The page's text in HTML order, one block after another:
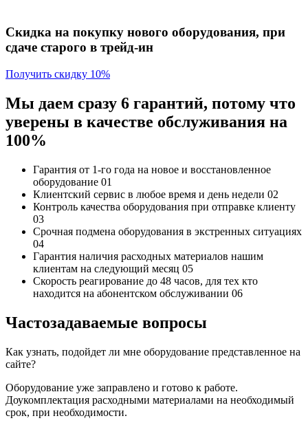
Скидка на покупку нового оборудования, при
сдаче старого в трейд-ин
Получить скидку 10%
Мы даем сразу 6 гарантий, потому что
уверены в качестве обслуживания на
100%
Гарантия от 1-го года на новое и восстановленное
оборудование 01
Клиентский сервис в любое время и день недели 02
Контроль качества оборудования при отправке клиенту
03
Срочная подмена оборудования в экстренных ситуациях
04
Гарантия наличия расходных материалов нашим
клиентам на следующий месяц 05
Скорость реагирование до 48 часов, для тех кто
находится на абонентском обслуживании 06
Частозадаваемые вопросы
Как узнать, подойдет ли мне оборудование представленное на
сайте?
Оборудование уже заправлено и готово к работе.
Доукомплектация расходными материалами на необходимый
срок, при необходимости.